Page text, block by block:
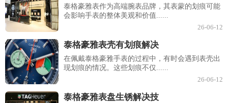
泰格豪雅表作为高端腕表品牌，其表蒙的划痕可能
会影响手表的整体美观和价值......
26-06-12
泰格豪雅表壳有划痕解决
在佩戴泰格豪雅手表的过程中，有时会遇到表壳出
现划痕的情况。这些划痕不仅......
26-06-12
泰格豪雅表盘生锈解决技